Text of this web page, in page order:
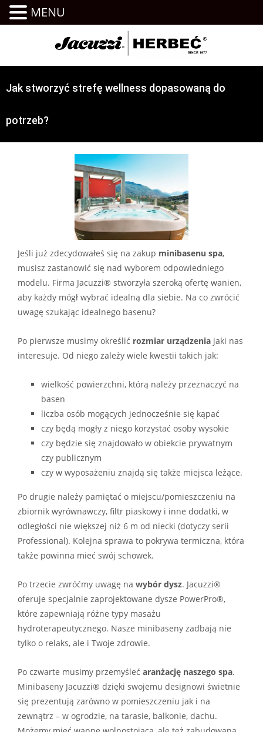
Jak stworzyć strefę wellness dopasowaną do
potrzeb?
Jeśli już zdecydowałeś się na zakup minibasenu spa,
musisz zastanowić się nad wyborem odpowiedniego
modelu. Firma Jacuzzi® stworzyła szeroką ofertę wanien,
aby każdy mógł wybrać idealną dla siebie. Na co zwrócić
uwagę szukając idealnego basenu?
Po pierwsze musimy określić rozmiar urządzenia jaki nas
interesuje. Od niego zależy wiele kwestii takich jak:
wielkość powierzchni, którą należy przeznaczyć na
basen
liczba osób mogących jednocześnie się kąpać
czy będą mogły z niego korzystać osoby wysokie
czy będzie się znajdowało w obiekcie prywatnym
czy publicznym
czy w wyposażeniu znajdą się także miejsca leżące.
Po drugie należy pamiętać o miejscu/pomieszczeniu na
zbiornik wyrównawczy, filtr piaskowy i inne dodatki, w
odległości nie większej niż 6 m od niecki (dotyczy serii
Professional). Kolejna sprawa to pokrywa termiczna, która
także powinna mieć swój schowek.
Po trzecie zwróćmy uwagę na wybór dysz. Jacuzzi®
oferuje specjalnie zaprojektowane dysze PowerPro®,
które zapewniają różne typy masażu
hydroterapeutycznego. Nasze minibaseny zadbają nie
tylko o relaks, ale i Twoje zdrowie.
Po czwarte musimy przemyśleć aranżację naszego spa.
Minibaseny Jacuzzi® dzięki swojemu designowi świetnie
się prezentują zarówno w pomieszczeniu jak i na
zewnątrz – w ogrodzie, na tarasie, balkonie, dachu.
MENU